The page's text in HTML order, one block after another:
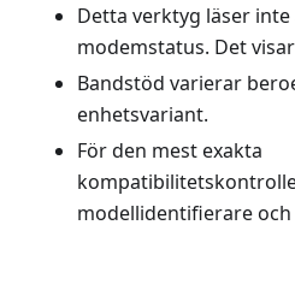
Detta verktyg läser inte
modemstatus. Det
Bandstöd varierar
enhetsvariant.
För den mest exakta
modellidentifierare